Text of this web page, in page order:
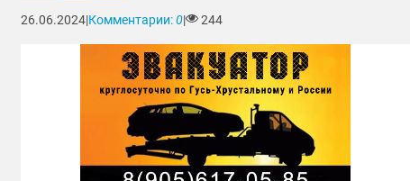
26.06.2024|Комментарии:0| 244